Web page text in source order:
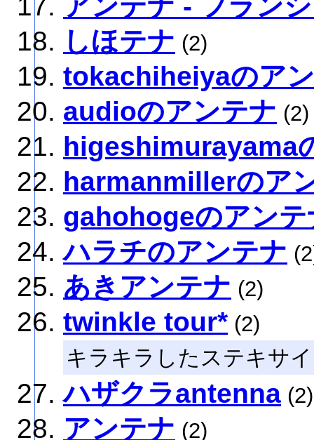
しほテナ (2)
tokachiheiyaのア
audioのアンテナ (2)
higeshimurayama
harmanmillerのア
gahohogeのアンテ
ハラチのアンテナ
あきアンテナ (2)
twinkle tour* (2)
キラキラしたステキサ
ハザクラantenna (2)
アンテナ (2)